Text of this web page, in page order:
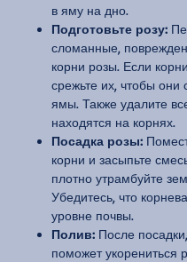
в яму на дно.
Подготовьте розу:
сломанные,
корни розы. Если
срежьте их, чтобы они
ямы. Также удалите
находятся на корнях.
Посадка розы:
корни и засыпьте
плотно утрамбуйте
Убедитесь, что
уровне почвы.
Полив: После
поможет укорениться